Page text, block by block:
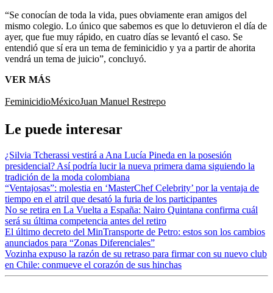
“Se conocían de toda la vida, pues obviamente eran amigos del
mismo colegio. Lo único que sabemos es que lo detuvieron el día de
ayer, que fue muy rápido, en cuatro días se levantó el caso. Se
entendió que sí era un tema de feminicidio y ya a partir de ahorita
vendrá un tema de juicio”, concluyó.
VER MÁS
FeminicidioMéxicoJuan Manuel Restrepo
Le puede interesar
¿Silvia Tcherassi vestirá a Ana Lucía Pineda en la posesión
presidencial? Así podría lucir la nueva primera dama siguiendo la
tradición de la moda colombiana
“Ventajosas”: molestia en ‘MasterChef Celebrity’ por la ventaja de
tiempo en el atril que desató la furia de los participantes
No se retira en La Vuelta a España: Nairo Quintana confirma cuál
será su última competencia antes del retiro
El último decreto del MinTransporte de Petro: estos son los cambios
anunciados para “Zonas Diferenciales”
Vozinha expuso la razón de su retraso para firmar con su nuevo club
en Chile: conmueve el corazón de sus hinchas